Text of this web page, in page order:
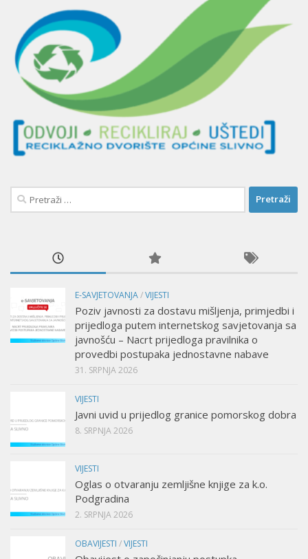
Pretraži:
E-SAVJETOVANJA/VIJESTI
Poziv javnosti za dostavu mišljenja, primjedbi i
prijedloga putem internetskog savjetovanja sa
javnošću – Nacrt prijedloga pravilnika o
provedbi postupaka jednostavne nabave
31. SRPNJA 2026
VIJESTI
Javni uvid u prijedlog granice pomorskog dobra
8. SRPNJA 2026
VIJESTI
Oglas o otvaranju zemljišne knjige za k.o.
Podgradina
2. SRPNJA 2026
OBAVIJESTI /VIJESTI